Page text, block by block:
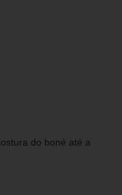
do boné até a